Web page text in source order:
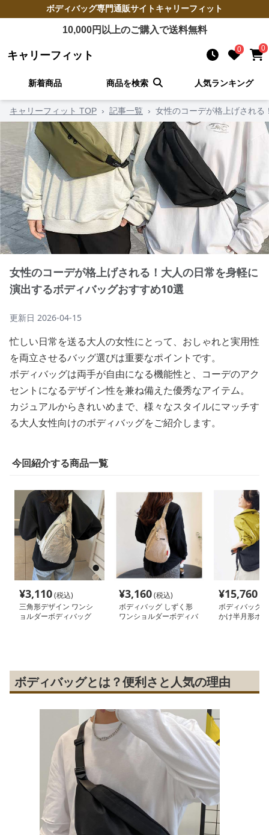
ボディバッグ専門通販サイトキャリーフィット
10,000円以上のご購入で送料無料
キャリーフィット 0 0
新着商品 商品を検索 人気ランキング
キャリーフィット TOP › 記事一覧 › 女性のコーデが格上げされる
女性のコーデが格上げされる！大人の日常を身軽に
演出するボディバッグおすすめ10選
更新日 2026-04-15
忙しい日常を送る大人の女性にとって、おしゃれと実用性
を両立させるバッグ選びは重要なポイントです。
ボディバッグは両手が自由になる機能性と、コーデのアク
セントになるデザイン性を兼ね備えた優秀なアイテム。
カジュアルからきれいめまで、様々なスタイルにマッチす
る大人女性向けのボディバッグをご紹介します。
今回紹介する商品一覧
¥3,110(税込)
三角形デザイン ワンシ
ョルダーボディバッグ
¥3,160(税込)
ボディバッグ しずく形
ワンショルダーボディバ
¥15,760
ボディバッグ
かけ半月形ボ
ボディバッグとは？便利さと人気の理由